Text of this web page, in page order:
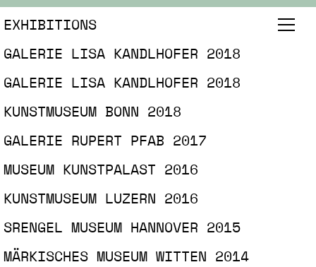
EXHIBITIONS
GALERIE LISA KANDLHOFER 2018
GALERIE LISA KANDLHOFER 2018
KUNSTMUSEUM BONN 2018
GALERIE RUPERT PFAB 2017
MUSEUM KUNSTPALAST 2016
KUNSTMUSEUM LUZERN 2016
SRENGEL MUSEUM HANNOVER 2015
MÄRKISCHES MUSEUM WITTEN 2014